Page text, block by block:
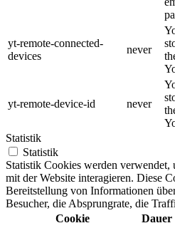
yt-remote-connected-
devices
never
yt-remote-device-id never
Statistik
Statistik
Statistik Cookies werden verwendet,
mit der Website interagieren. Diese
Bereitstellung von Informationen
Besucher, die Absprungrate, die
Cookie
Dauer